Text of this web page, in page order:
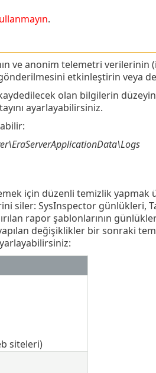
.
ve anonim telemetri verilerinin
etkinleştirin veya
olan bilgilerin
ayarlayabilirsiniz.
için düzenli temizlik yapmak
siler: SysInspector günlükleri,
rapor şablonlarının
yapılan değişiklikler bir sonraki
siteleri)